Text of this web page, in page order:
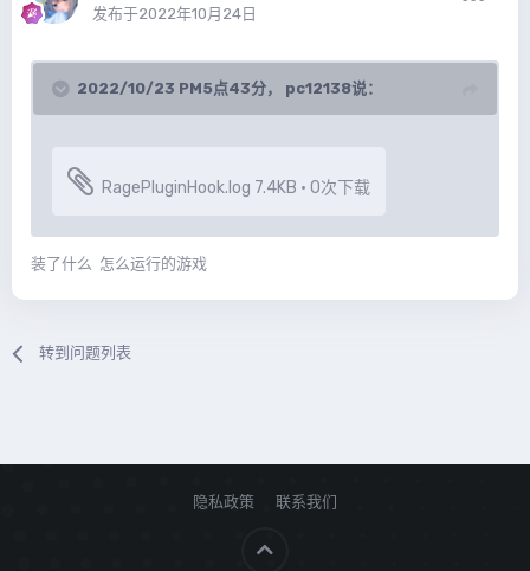
发布于2022年10月24日
2022/10/23 PM5点43分， pc12138说：
RagePluginHook.log 7.4KB · 0次下载
装了什么 怎么运行的游戏
转到问题列表
隐私政策 联系我们